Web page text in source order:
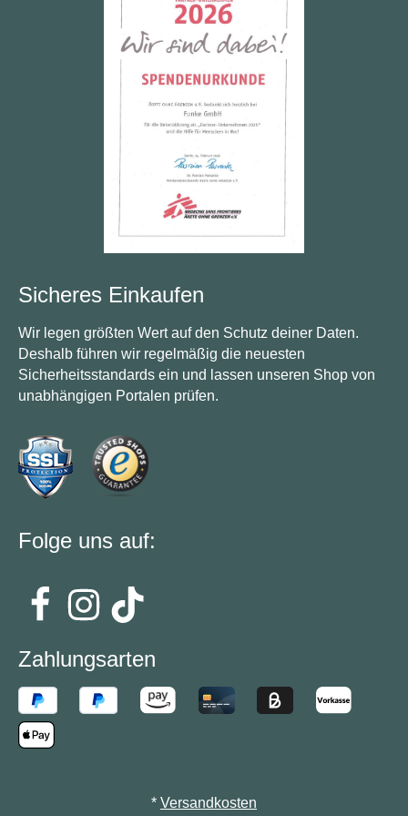
Sicheres Einkaufen
Wir legen größten Wert auf den Schutz deiner Daten.
Deshalb führen wir regelmäßig die neuesten
Sicherheitsstandards ein und lassen unseren Shop von
unabhängigen Portalen prüfen.
Folge uns auf:
Zahlungsarten
* Versandkosten